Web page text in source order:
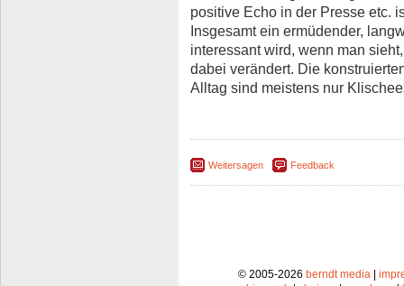
positive Echo in der Presse etc.
Insgesamt ein ermüdender,
interessant wird, wenn man
dabei verändert. Die
Alltag sind meistens nur
Weitersagen Feedback
© 2005-2026 berndt media|